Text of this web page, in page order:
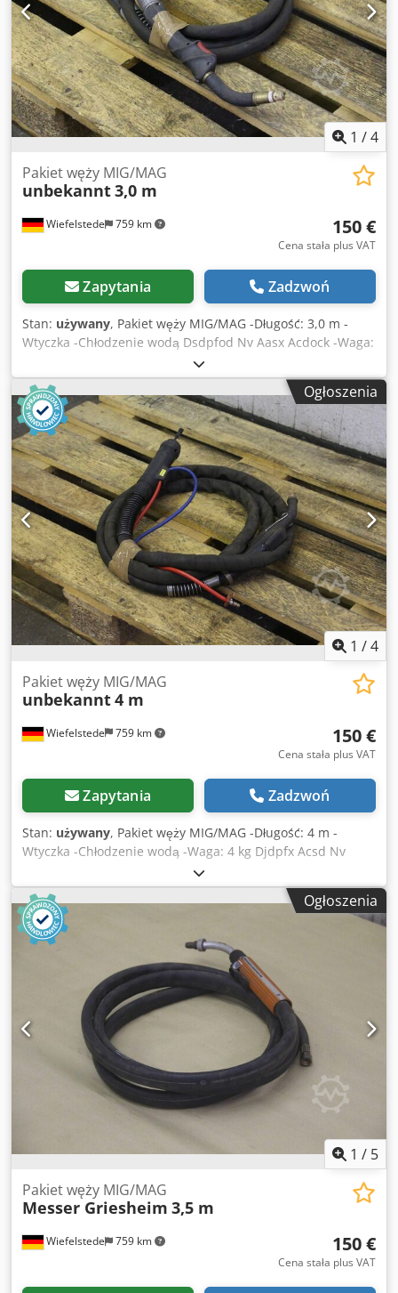
1 /4
Wiefelstede 759 km
Pakiet węży MIG/MAG
unbekannt3,0 m
150 €
Cena stała plus VAT
Zapytania Zadzwoń
Stan: używany, Pakiet węży MIG/MAG -Długość: 3,0 m -
Wtyczka -Chłodzenie wodą Dsdpfod Nv Aasx Acdock -Waga:
Ogłoszenia
1 /4
Wiefelstede 759 km
Pakiet węży MIG/MAG
unbekannt4 m
150 €
Cena stała plus VAT
Zapytania Zadzwoń
Stan: używany, Pakiet węży MIG/MAG -Długość: 4 m -
Wtyczka -Chłodzenie wodą -Waga: 4 kg Djdpfx Acsd Nv
Ogłoszenia
1 / 5
Wiefelstede 759 km
Pakiet węży MIG/MAG
Messer Griesheim 3,5 m
150 €
Cena stała plus VAT